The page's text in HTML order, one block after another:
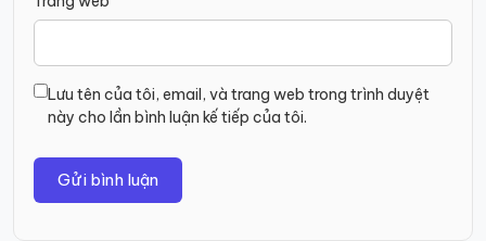
Lưu tên của tôi, email, và trang web trong trình duyệt
này cho lần bình luận kế tiếp của tôi.